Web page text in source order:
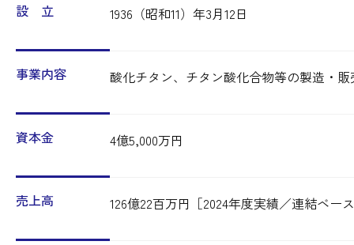
設 立 1936（昭和11）年3月12日
事業内容 酸化チタン、チタン酸化合物等の製造・販
資本金 4億5,000万円
売上高 126億22百万円［2024年度実績／連結ベー